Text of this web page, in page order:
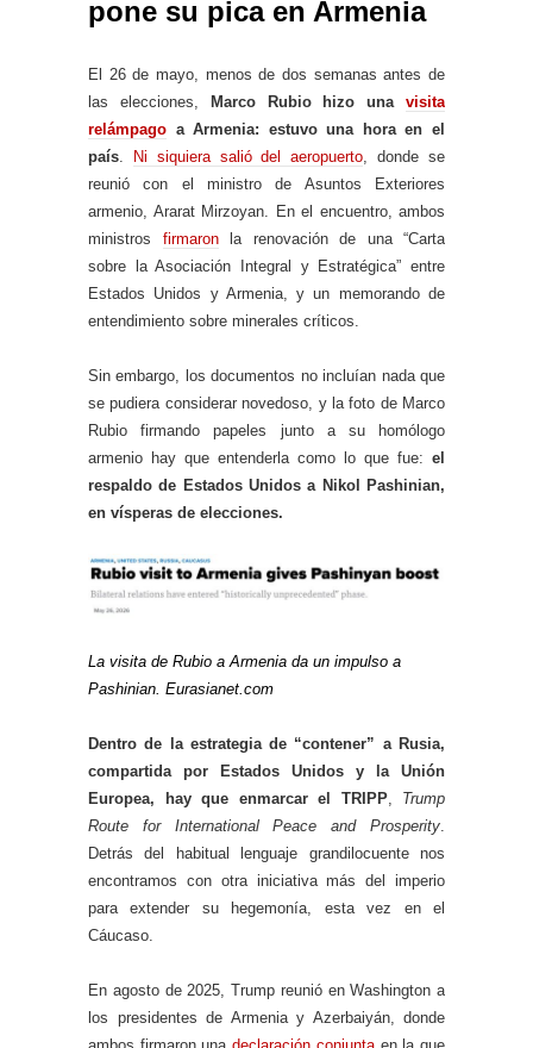
pone su pica en Armenia
El 26 de mayo, menos de dos semanas antes de
las elecciones,
Marco Rubio hizo unavisita
relámpago a Armenia: estuvo una hora en el
país
Ni siquiera salió del aeropuerto , donde se
reunió con el ministro de Asuntos Exteriores
armenio, Ararat Mirzoyan. En el encuentro, ambos
ministros firmaronla renovación de una “Carta
sobre la Asociación Integral y Estratégica” entre
Estados Unidos y Armenia, y un memorando de
entendimiento sobre minerales críticos.
Sin embargo, los documentos no incluían nada que
se pudiera considerar novedoso, y la foto de Marco
Rubio firmando papeles junto a su homólogo
armenio hay que entenderla como lo que fue: el
respaldo de Estados Unidos a Nikol Pashinian,
en vísperas de elecciones.
La visita de Rubio a Armenia da un impulso a
Pashinian. Eurasianet.com
Dentro de la estrategia de “contener” a Rusia,
compartida por Estados Unidos y la Unión
Europea, hay que enmarcar el TRIPP, Trump
Route for International Peace and Prosperity
Detrás del habitual lenguaje grandilocuente nos
encontramos con otra iniciativa más del imperio
para extender su hegemonía, esta vez en el
Cáucaso.
En agosto de 2025, Trump reunió en Washington a
los presidentes de Armenia y Azerbaiyán, donde